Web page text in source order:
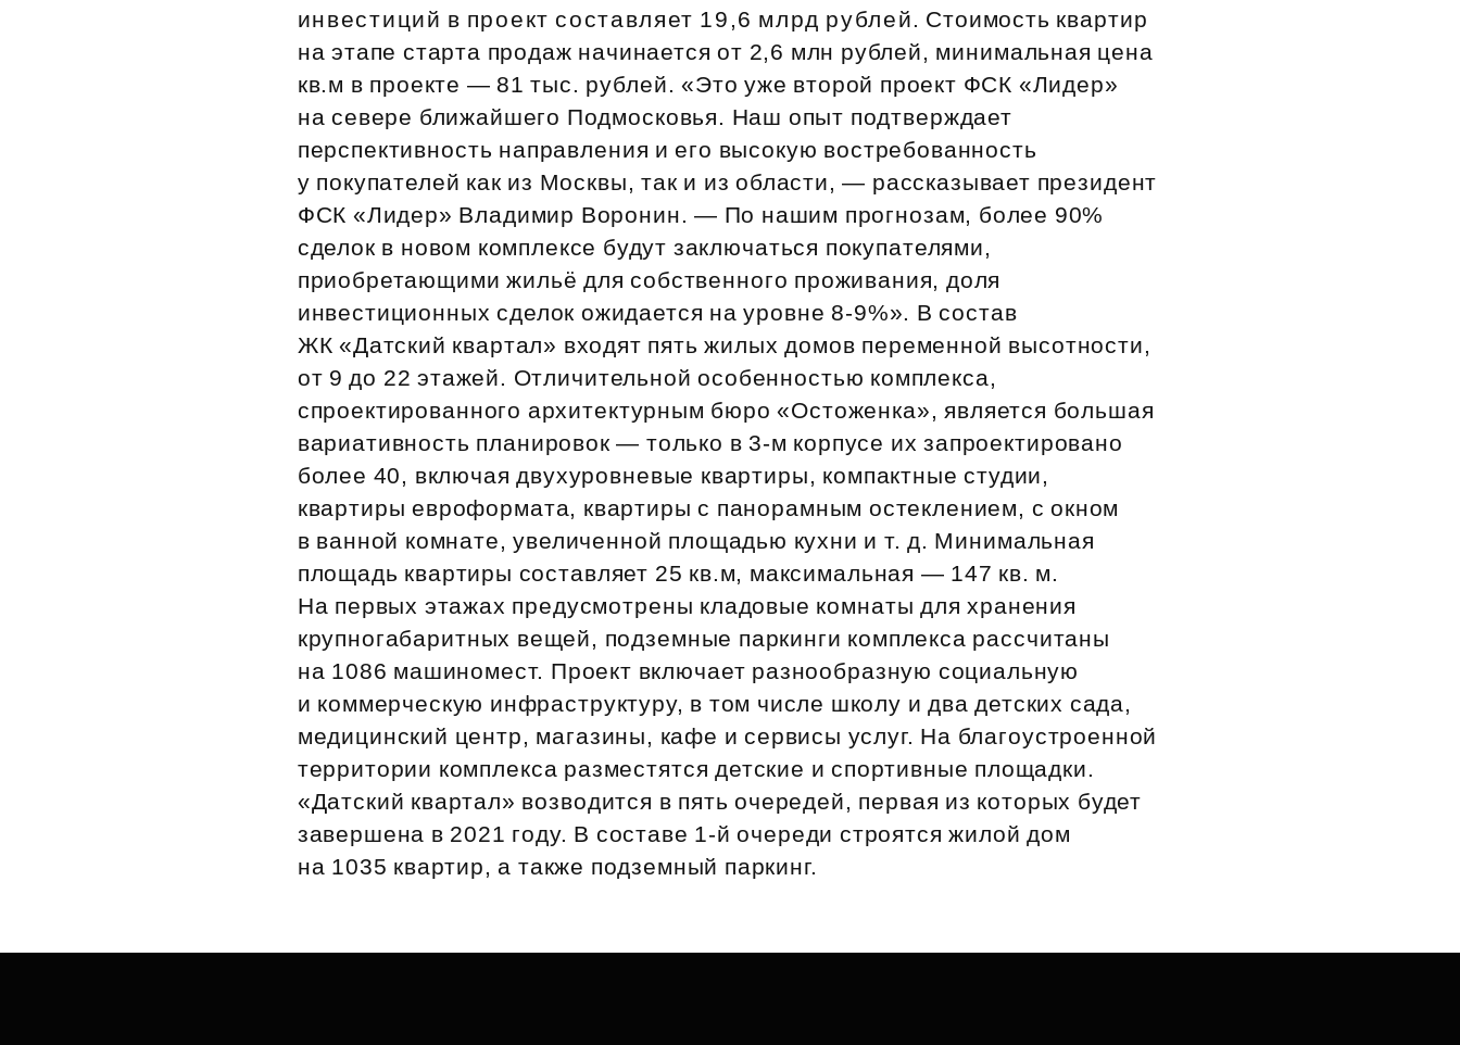
Субсидии
инвестиций в проект составляет 19,6 млрд рублей. Стоимость квартир
на этапе старта продаж начинается от 2,6 млн рублей, минимальная цена
кв.м в проекте — 81 тыс. рублей. «Это уже второй проект ФСК «Лидер»
на севере ближайшего Подмосковья. Наш опыт подтверждает
перспективность направления и его высокую востребованность
у покупателей как из Москвы, так и из области, — рассказывает президент
ФСК «Лидер» Владимир Воронин. — По нашим прогнозам, более 90%
сделок в новом комплексе будут заключаться покупателями,
приобретающими жильё для собственного проживания, доля
инвестиционных сделок ожидается на уровне 8‑9%». В состав
ЖК «Датский квартал» входят пять жилых домов переменной высотности,
от 9 до 22 этажей. Отличительной особенностью комплекса,
спроектированного архитектурным бюро «Остоженка», является большая
вариативность планировок — только в 3‑м корпусе их запроектировано
более 40, включая двухуровневые квартиры, компактные студии,
квартиры евроформата, квартиры с панорамным остеклением, с окном
в ванной комнате, увеличенной площадью кухни и т. д. Минимальная
площадь квартиры составляет 25 кв.м, максимальная — 147 кв. м.
На первых этажах предусмотрены кладовые комнаты для хранения
крупногабаритных вещей, подземные паркинги комплекса рассчитаны
на 1086 машиномест. Проект включает разнообразную социальную
и коммерческую инфраструктуру, в том числе школу и два детских сада,
медицинский центр, магазины, кафе и сервисы услуг. На благоустроенной
территории комплекса разместятся детские и спортивные площадки.
«Датский квартал» возводится в пять очередей, первая из которых будет
завершена в 2021 году. В составе 1‑й очереди строятся жилой дом
на 1035 квартир, а также подземный паркинг.